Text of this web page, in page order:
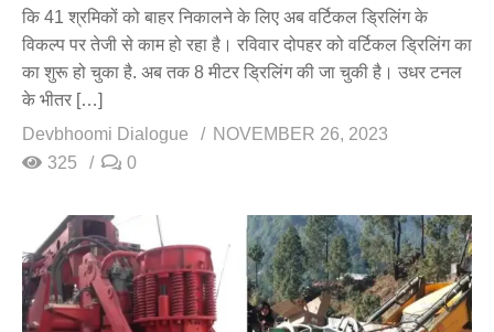
कि 41 श्रमिकों को बाहर निकालने के लिए अब वर्टिकल ड्रिलिंग के
विकल्प पर तेजी से काम हो रहा है। रविवार दोपहर को वर्टिकल ड्रिलिंग का
का शुरू हो चुका है. अब तक 8 मीटर ड्रिलिंग की जा चुकी है। उधर टनल
के भीतर […]
Devbhoomi Dialogue
NOVEMBER 26, 2023
325
0